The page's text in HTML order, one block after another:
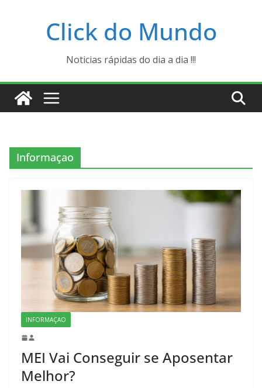
Click do Mundo
Noticias rápidas do dia a dia !!!
Informaçao
INFORMAÇAO
MEI Vai Conseguir se Aposentar
Melhor?